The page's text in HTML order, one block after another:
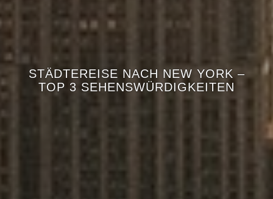
STÄDTEREISE NACH NEW YORK –
TOP 3 SEHENSWÜRDIGKEITEN